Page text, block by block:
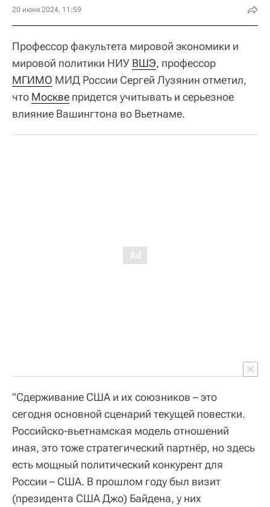
20 июня 2024, 11:59
Профессор факультета мировой экономики и
мировой политики НИУ ВШЭ, профессор
МГИМО МИД России Сергей Лузянин отметил,
что Москве придется учитывать и серьезное
влияние Вашингтона во Вьетнаме.
"Сдерживание США и их союзников – это
сегодня основной сценарий текущей повестки.
Российско-вьетнамская модель отношений
иная, это тоже стратегический партнёр, но здесь
есть мощный политический конкурент для
России – США. В прошлом году был визит
(президента США Джо) Байдена, у них